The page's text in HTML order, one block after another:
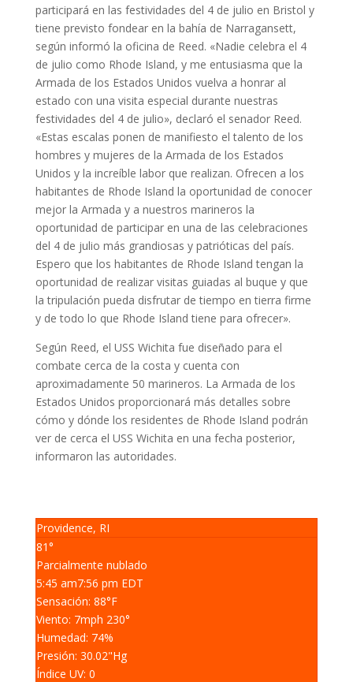
participará en las festividades del 4 de julio en Bristol y
tiene previsto fondear en la bahía de Narragansett,
según informó la oficina de Reed. «Nadie celebra el 4
de julio como Rhode Island, y me entusiasma que la
Armada de los Estados Unidos vuelva a honrar al
estado con una visita especial durante nuestras
festividades del 4 de julio», declaró el senador Reed.
«Estas escalas ponen de manifiesto el talento de los
hombres y mujeres de la Armada de los Estados
Unidos y la increíble labor que realizan. Ofrecen a los
habitantes de Rhode Island la oportunidad de conocer
mejor la Armada y a nuestros marineros la
oportunidad de participar en una de las celebraciones
del 4 de julio más grandiosas y patrióticas del país.
Espero que los habitantes de Rhode Island tengan la
oportunidad de realizar visitas guiadas al buque y que
la tripulación pueda disfrutar de tiempo en tierra firme
y de todo lo que Rhode Island tiene para ofrecer».
Según Reed, el USS Wichita fue diseñado para el
combate cerca de la costa y cuenta con
aproximadamente 50 marineros. La Armada de los
Estados Unidos proporcionará más detalles sobre
cómo y dónde los residentes de Rhode Island podrán
ver de cerca el USS Wichita en una fecha posterior,
informaron las autoridades.
Providence, RI
81°
Parcialmente nublado
5:45 am7:56 pm EDT
Sensación: 88°F
Viento: 7mph 230°
Humedad: 74%
Presión: 30.02"Hg
Índice UV: 0